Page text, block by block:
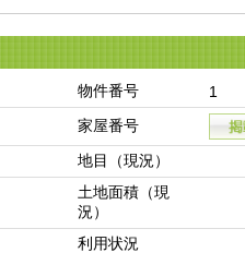
物件番号
1
家屋番号
地目（現況）
土地面積（現
況）
利用状況